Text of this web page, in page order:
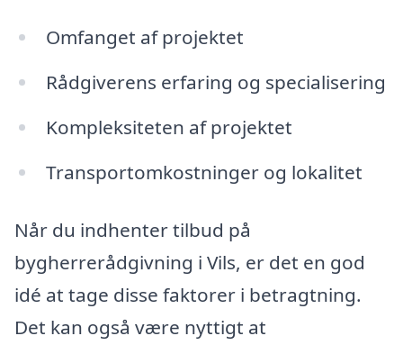
Omfanget af projektet
Rådgiverens erfaring og specialisering
Kompleksiteten af projektet
Transportomkostninger og lokalitet
Når du indhenter tilbud på
bygherrerådgivning i Vils, er det en god
idé at tage disse faktorer i betragtning.
Det kan også være nyttigt at